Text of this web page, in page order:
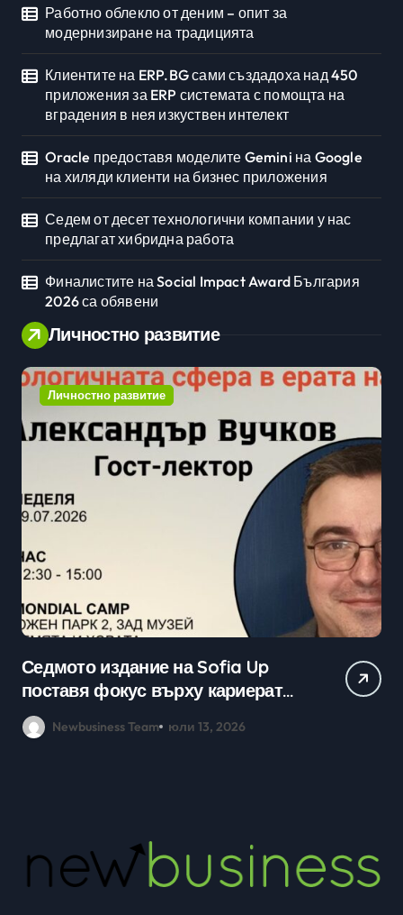
Работно облекло от деним – опит за
модернизиране на традицията
Клиентите на ERP.BG сами създадоха над 450
приложения за ERP системата с помощта на
вградения в нея изкуствен интелект
Oracle предоставя моделите Gemini на Google
на хиляди клиенти на бизнес приложения
Седем от десет технологични компании у нас
предлагат хибридна работа
Финалистите на Social Impact Award България
2026 са обявени
Личностно развитие
Личностно развитие
Седмото издание на Sofia Up
поставя фокус върху кариерата
в технологичния сектор и
възможностите в ерата на AI
Newbusiness Team юли 13, 2026